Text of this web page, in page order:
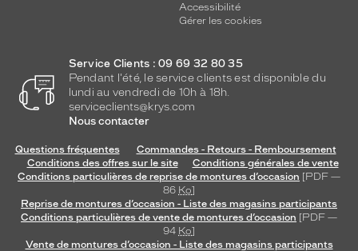
Accessibilité
Gérer les cookies
Service Clients : 09 69 32 80 35
Pendant l'été, le service clients est disponible du
lundi au vendredi de 10h à 18h.
serviceclients@krys.com
Nous contacter
Questions fréquentes
Commandes - Retours - Remboursement
Conditions des offres sur le site
Conditions générales de vente
Conditions particulières de reprise de montures d’occasion [PDF —
86 Ko]
Reprise de montures d’occasion - Liste des magasins participants
Conditions particulières de vente de montures d’occasion [PDF —
94 Ko]
Vente de montures d’occasion - Liste des magasins participants